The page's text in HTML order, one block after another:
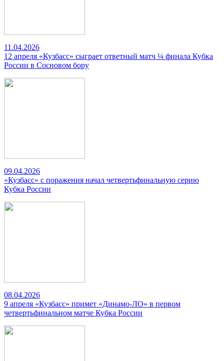
11.04.2026
12 апреля «Кузбасс» сыграет ответный матч ¼ финала Кубка
России в Сосновом бору
09.04.2026
«Кузбасс» с поражения начал четвертьфинальную серию
Кубка России
08.04.2026
9 апреля «Кузбасс» примет «Динамо-ЛО» в первом
четвертьфинальном матче Кубка России